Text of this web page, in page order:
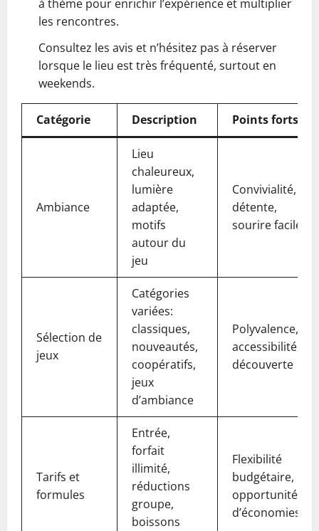
à thème pour enrichir l’expérience et multiplier
les rencontres.
Consultez les avis et n’hésitez pas à réserver
lorsque le lieu est très fréquenté, surtout en
weekends.
Catégorie Description Points forts
Ambiance
Lieu
chaleureux,
lumière
adaptée,
motifs
autour du
jeu
Convivialité,
détente,
sourire facile
Sélection de
jeux
Catégories
variées:
classiques,
nouveautés,
coopératifs,
jeux
d’ambiance
Polyvalence,
accessibilité,
découverte
Tarifs et
formules
Entrée,
forfait
illimité,
réductions
groupe,
boissons
Flexibilité
budgétaire,
opportunités
d’économies